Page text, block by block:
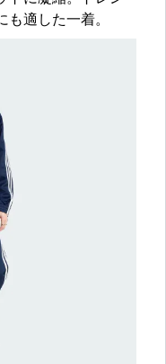
も適した一着。